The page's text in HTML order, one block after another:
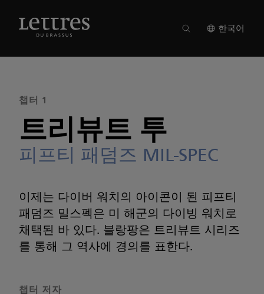
한국어
챕터 1
트리뷰트 투
피프티 패덤즈 MIL-SPEC
이제는 다이버 워치의 아이콘이 된 피프티
패덤즈 밀스펙은 미 해군의 다이빙 워치로
채택된 바 있다. 블랑팡은 트리뷰트 시리즈
를 통해 그 역사에 경의를 표한다.
챕터 저자